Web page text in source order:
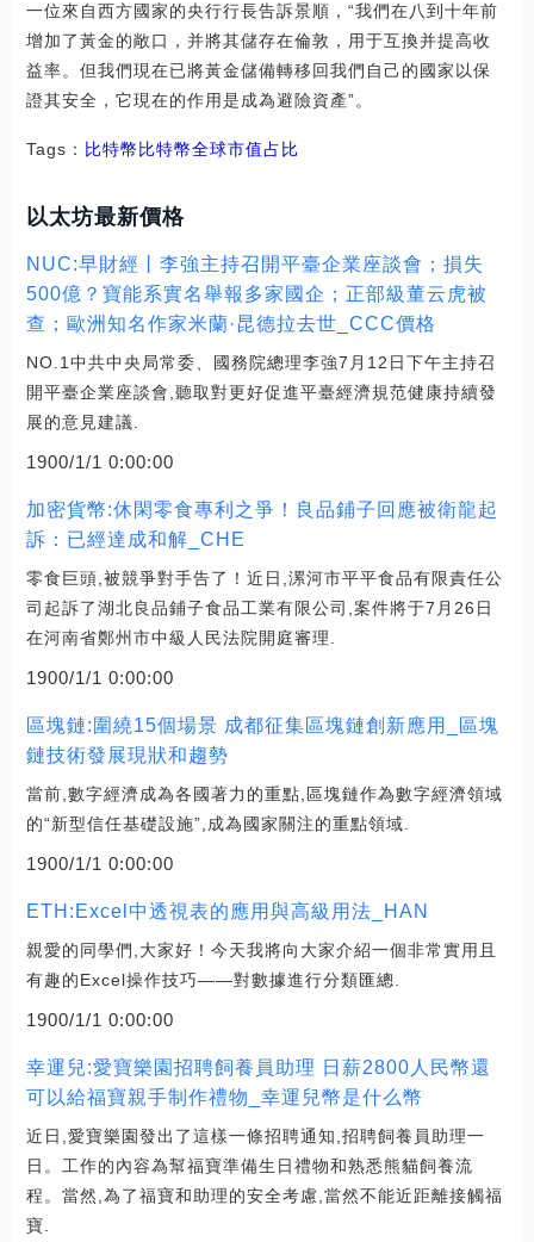
一位來自西方國家的央行行長告訴景順，“我們在八到十年前
增加了黃金的敞口，并將其儲存在倫敦，用于互換并提高收
益率。但我們現在已將黃金儲備轉移回我們自己的國家以保
證其安全，它現在的作用是成為避險資產”。
Tags： 比特幣 比特幣全球市值占比
以太坊最新價格
NUC:早財經丨李強主持召開平臺企業座談會；損失
500億？寶能系實名舉報多家國企；正部級董云虎被
查；歐洲知名作家米蘭·昆德拉去世_CCC價格
NO.1中共中央局常委、國務院總理李強7月12日下午主持召
開平臺企業座談會,聽取對更好促進平臺經濟規范健康持續發
展的意見建議.
1900/1/1 0:00:00
加密貨幣:休閑零食專利之爭！良品鋪子回應被衛龍起
訴：已經達成和解_CHE
零食巨頭,被競爭對手告了！近日,漯河市平平食品有限責任公
司起訴了湖北良品鋪子食品工業有限公司,案件將于7月26日
在河南省鄭州市中級人民法院開庭審理.
1900/1/1 0:00:00
區塊鏈:圍繞15個場景 成都征集區塊鏈創新應用_區塊
鏈技術發展現狀和趨勢
當前,數字經濟成為各國著力的重點,區塊鏈作為數字經濟領域
的“新型信任基礎設施”,成為國家關注的重點領域.
1900/1/1 0:00:00
ETH:Excel中透視表的應用與高級用法_HAN
親愛的同學們,大家好！今天我將向大家介紹一個非常實用且
有趣的Excel操作技巧——對數據進行分類匯總.
1900/1/1 0:00:00
幸運兒:愛寶樂園招聘飼養員助理 日薪2800人民幣還
可以給福寶親手制作禮物_幸運兒幣是什么幣
近日,愛寶樂園發出了這樣一條招聘通知,招聘飼養員助理一
日。工作的內容為幫福寶準備生日禮物和熟悉熊貓飼養流
程。當然,為了福寶和助理的安全考慮,當然不能近距離接觸福
寶.